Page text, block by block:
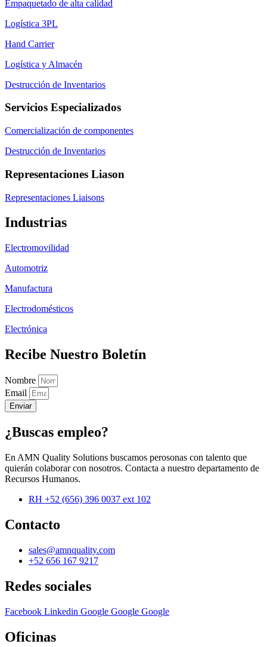
Empaquetado de alta calidad
Logística 3PL
Hand Carrier
Logística y Almacén
Destrucción de Inventarios
Servicios Especializados
Comercialización de componentes
Destrucción de Inventarios
Representaciones Liason
Representaciones Liaisons
Industrias
Electromovilidad
Automotriz
Manufactura
Electrodomésticos
Electrónica
Recibe Nuestro Boletín
Nombre
Email
Enviar
¿Buscas empleo?
En AMN Quality Solutions buscamos perosonas con talento que
quierán colaborar con nosotros. Contacta a nuestro departamento de
Recursos Humanos.
RH +52 (656) 396 0037 ext 102
Contacto
sales@amnquality.com
+52 656 167 9217
Redes sociales
Facebook Linkedin Google Google Google
Oficinas